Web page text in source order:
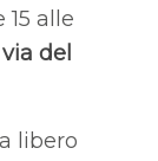
15 alle
del
libero